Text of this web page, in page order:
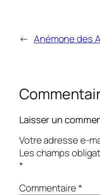
← Anémone des
Laisser un
Votre adresse e-
Les champs
*
Commentaire*